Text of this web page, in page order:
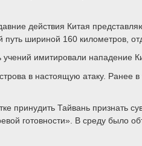
действия Китая
путь шириной 160 километров,
имитировали нападение
в настоящую атаку. Ранее в
Тайвань признать
готовности». В среду было